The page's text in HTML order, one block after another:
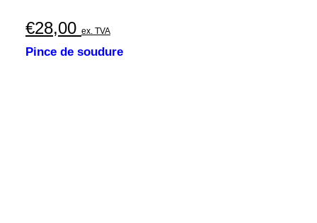
€28,00 ex. TVA
Pince de soudure